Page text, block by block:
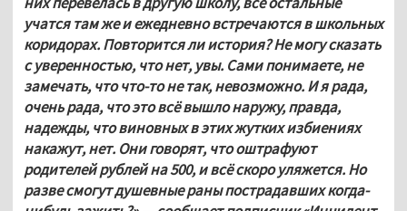
учатся там же и ежедневно встречаются в школьных
коридорах. Повторится ли история? Не могу сказать
с уверенностью, что нет, увы. Сами понимаете, не
замечать, что что-то не так, невозможно. И я рада,
очень рада, что это всё вышло наружу, правда,
надежды, что виновных в этих жутких избиениях
накажут, нет. Они говорят, что оштрафуют
родителей рублей на 500, и всё скоро уляжется. Но
разве смогут душевные раны пострадавших когда-